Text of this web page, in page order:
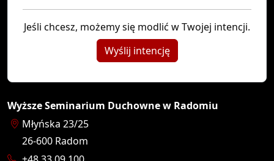
Jeśli chcesz, możemy się modlić w Twojej intencji.
Wyślij intencję
Wyższe Seminarium Duchowne w Radomiu
Młyńska 23/25
26-600 Radom